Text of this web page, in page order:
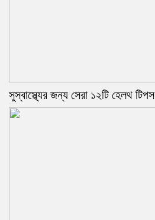
সুস্বাস্থ্যের জন্য সেরা ১২টি হেলথ টিপস